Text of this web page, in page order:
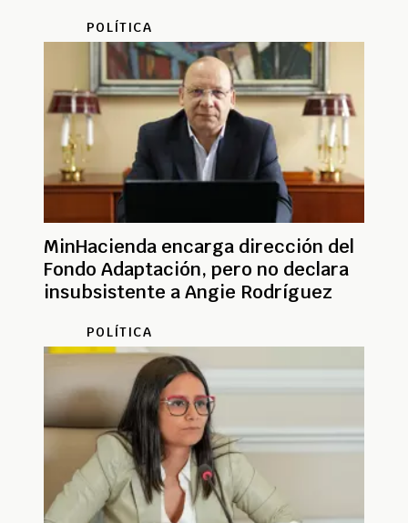
POLÍTICA
MinHacienda encarga dirección del
Fondo Adaptación, pero no declara
insubsistente a Angie Rodríguez
POLÍTICA